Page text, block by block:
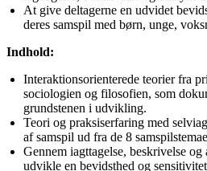
At give deltagerne en udvidet
deres samspil med børn, unge,
Indhold:
Interaktionsorienterede teorier fra
sociologien og filosofien, som
grundstenen i udvikling.
Teori og praksiserfaring med
af samspil ud fra de 8
Gennem iagttagelse, beskrivelse
udvikle en bevidsthed og